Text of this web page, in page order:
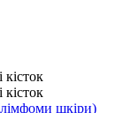
шкіри)